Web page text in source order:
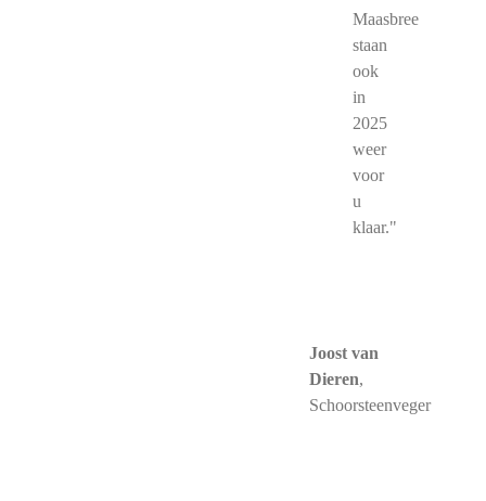
Maasbree
staan
ook
in
2025
weer
voor
u
klaar."
Joost van
Dieren,
Schoorsteenveger